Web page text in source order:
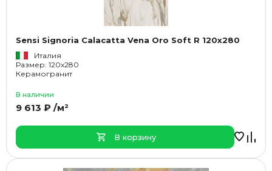
Sensi Signoria Calacatta Vena Oro Soft R 120x280
Италия
Размер: 120x280
Керамогранит
В наличии
9 613 ₽ /м²
В корзину